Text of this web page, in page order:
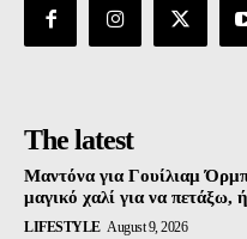
The latest
Μαντόνα για Γουίλιαμ
μαγικό χαλί για να πετάξω,
LIFESTYLE August 9, 2026